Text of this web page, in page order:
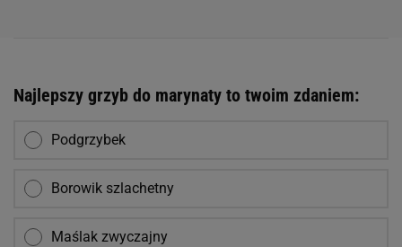
Najlepszy grzyb do marynaty to twoim zdaniem:
Podgrzybek
Borowik szlachetny
Maślak zwyczajny